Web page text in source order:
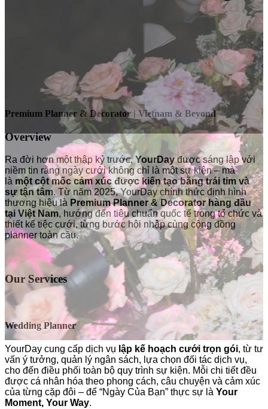
Premium Planner & Decorator | Vietnam & Beyond
Overview
Ra đời hơn một thập kỷ trước,YourDayđược sáng lập với
niềm tin rằng ngày cưới không chỉ là một sự kiện – mà
là một cột mốc cảm xúc được kiến tạo bằng trái tim và
sự tận tâm. Từ năm 2025, YourDay chính thức định hình
thương hiệu là Premium Planner & Decorator hàng đầu
tại Việt Nam, hướng đến tiêu chuẩn quốc tế trong tổ chức và
thiết kế tiệc cưới, từng bước hội nhập cùng cộng đồng
planner toàn cầu.
Our Services
Wedding Planner
YourDay cung cấp dịch vụ lập kế hoạch cưới trọn gói, từ tư
vấn ý tưởng, quản lý ngân sách, lựa chọn đối tác dịch vụ,
cho đến điều phối toàn bộ quy trình sự kiện. Mỗi chi tiết đều
được cá nhân hóa theo phong cách, câu chuyện và cảm xúc
của từng cặp đôi – để “Ngày Của Bạn” thực sự là Your
Moment, Your Way.